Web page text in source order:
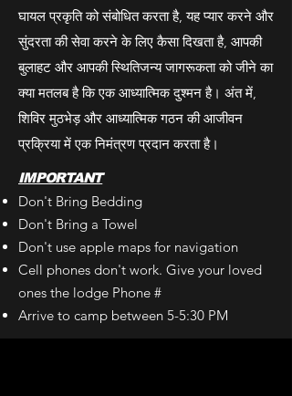
घायल प्रकृति को संबोधित करता है, यह प्यार करने और
सुंदरता की सेवा करने के लिए कैसा दिखता है, आपकी
बुलाहट और आपकी स्थितिजन्य जागरूकता को जीने का
क्या मतलब है कि एक आध्यात्मिक दुश्मन है। अंत में,
शिविर मुठभेड़ और आध्यात्मिक गठन की आजीवन
प्रक्रिया में एक निमंत्रण प्रदान करता है।
IMPORTANT
​Don't Bring Bedding
Don't Bring a Towel
Don't use apple maps for navigation
Cell phones don't work. Give your loved
ones the lodge Phone #
Arrive to camp between 5-5:30 PM